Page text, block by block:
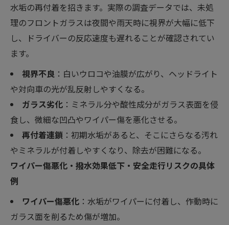
水垢の再付着を招きます。実際の調査データでは、未処
理のフロントガラスは夜間や雨天時に視界が大幅に低下
し、ドライバーの反応速度も遅れることが確認されてい
ます。
視界不良：白いウロコや油膜が広がり、ヘッドライト
や対向車の光が乱反射しやすくなる。
ガラス劣化：ミネラル分や酸性成分がガラス表面を侵
食し、微細な凹凸やワイパー傷を悪化させる。
再付着連鎖 ：初期水垢があると、そこにさらなる汚れ
やミネラルが付着しやすくなり、除去が困難になる。
ワイパー傷悪化・撥水効果低下・安全走行リスクの具体
例
ワイパー傷悪化：水垢がワイパーに付着し、作動時に
ガラス面を削るため傷が増加。